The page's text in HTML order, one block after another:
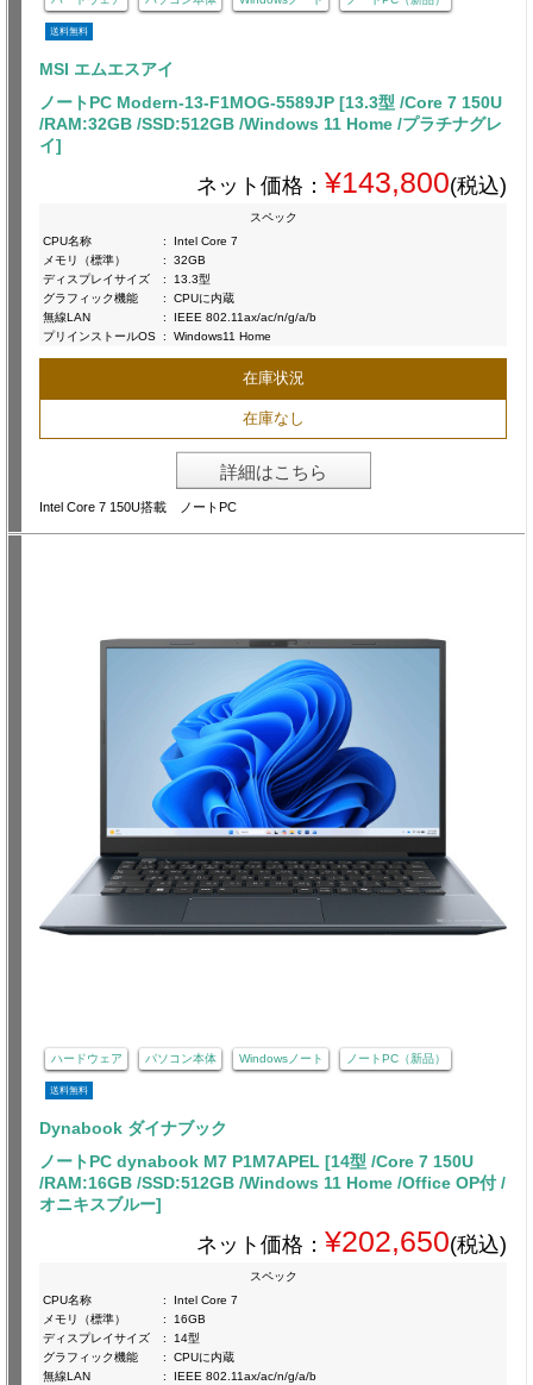
送料無料
MSI エムエスアイ
ノートPC Modern-13-F1MOG-5589JP [13.3型 /Core 7 150U
/RAM:32GB /SSD:512GB /Windows 11 Home /プラチナグレ
イ]
ネット価格： ¥143,800(税込)
スペック
CPU名称
:
Intel Core 7
メモリ（標準）
:
32GB
ディスプレイサイズ
:
13.3型
グラフィック機能
:
CPUに内蔵
無線LAN
:
IEEE 802.11ax/ac/n/g/a/b
プリインストールOS : Windows11 Home
在庫状況
在庫なし
詳細はこちら
Intel Core 7 150U搭載 ノートPC
ハードウェア パソコン本体 Windowsノート ノートPC（新品）
送料無料
Dynabook ダイナブック
ノートPC dynabook M7 P1M7APEL [14型 /Core 7 150U
/RAM:16GB /SSD:512GB /Windows 11 Home /Office OP付 /
オニキスブルー]
ネット価格： ¥202,650(税込)
スペック
CPU名称
:
Intel Core 7
メモリ（標準）
:
16GB
ディスプレイサイズ
:
14型
グラフィック機能
:
CPUに内蔵
無線LAN
:
IEEE 802.11ax/ac/n/g/a/b